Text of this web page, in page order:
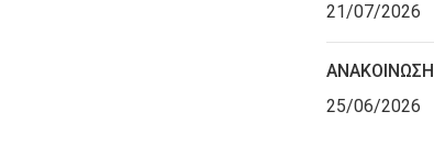
21/07/2026
25/06/2026